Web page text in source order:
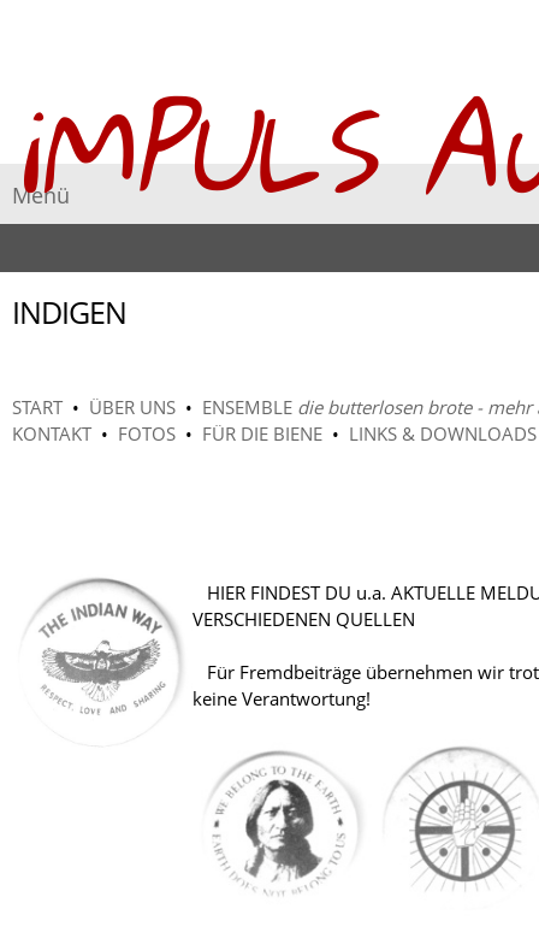
iMPULS
Menü
INDIGEN
START• ÜBER UNS • ENSEMBLE die butterlosen brote - mehr
KONTAKT• FOTOS • FÜR DIE BIENE • LINKS & DOWNLOADS
HIER FINDEST DU u.a. AKTUELLE
VERSCHIEDENEN
Für Fremdbeiträge übernehmen wir
keine